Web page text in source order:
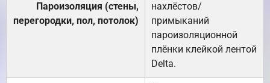
Пароизоляция (стены,
перегородки, пол, потолок)
нахлёстов/
примыканий
пароизоляционной
плёнки клейкой лентой
Delta.